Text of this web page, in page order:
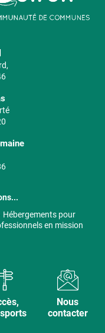
Hébergements pour
en mission
Nous
contacter